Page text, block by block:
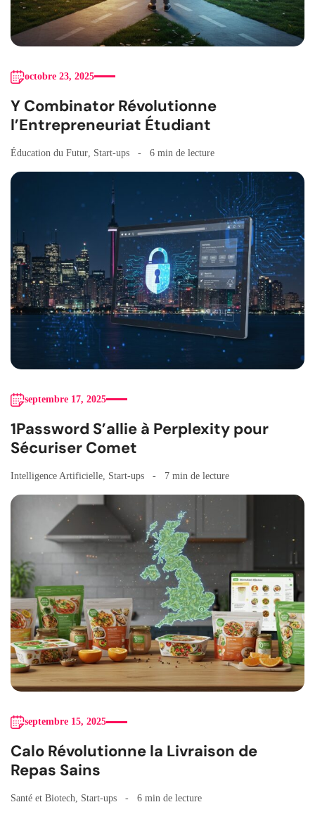
octobre 23, 2025
Y Combinator Révolutionne
l’Entrepreneuriat Étudiant
Éducation du Futur Start-ups 6 min de lecture
septembre 17, 2025
1Password S’allie à Perplexity pour
Sécuriser Comet
Intelligence Artificielle Start-ups 7 min de lecture
septembre 15, 2025
Calo Révolutionne la Livraison de
Repas Sains
Santé et Biotech, Start-ups 6 min de lecture